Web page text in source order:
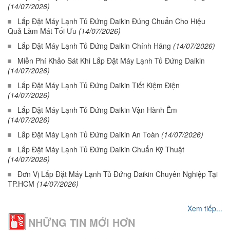
(14/07/2026)
Lắp Đặt Máy Lạnh Tủ Đứng Daikin Đúng Chuẩn Cho Hiệu
Quả Làm Mát Tối Ưu (14/07/2026)
Lắp Đặt Máy Lạnh Tủ Đứng Daikin Chính Hãng (14/07/2026)
Miễn Phí Khảo Sát Khi Lắp Đặt Máy Lạnh Tủ Đứng Daikin
(14/07/2026)
Lắp Đặt Máy Lạnh Tủ Đứng Daikin Tiết Kiệm Điện
(14/07/2026)
Lắp Đặt Máy Lạnh Tủ Đứng Daikin Vận Hành Êm
(14/07/2026)
Lắp Đặt Máy Lạnh Tủ Đứng Daikin An Toàn (14/07/2026)
Lắp Đặt Máy Lạnh Tủ Đứng Daikin Chuẩn Kỹ Thuật
(14/07/2026)
Đơn Vị Lắp Đặt Máy Lạnh Tủ Đứng Daikin Chuyên Nghiệp Tại
TP.HCM (14/07/2026)
Xem tiếp...
NHỮNG TIN MỚI HƠN